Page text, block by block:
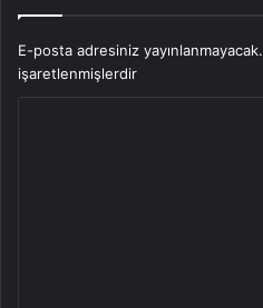
E-posta adresiniz yayınlanmayacak.
işaretlenmişlerdir